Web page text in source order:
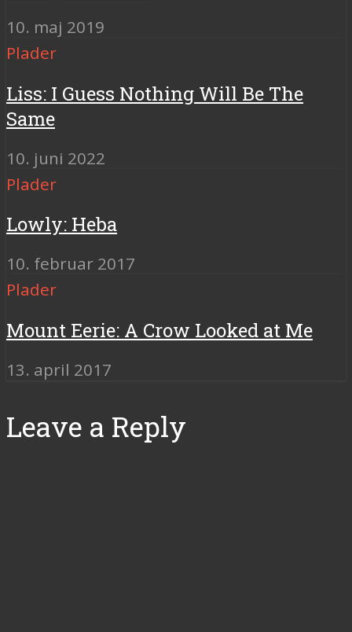
10. maj 2019
Plader
Liss: I Guess Nothing Will Be The
Same
10. juni 2022
Plader
Lowly: Heba
10. februar 2017
Plader
Mount Eerie: A Crow Looked at Me
13. april 2017
Leave a Reply